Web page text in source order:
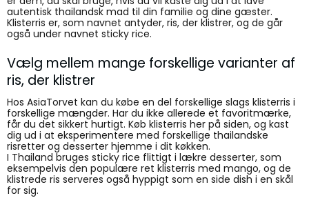
autentisk thailandsk mad til din familie og dine gæster.
Klisterris er, som navnet antyder, ris, der klistrer, og de går
også under navnet sticky rice.
Vælg mellem mange forskellige varianter af
ris, der klistrer
Hos AsiaTorvet kan du købe en del forskellige slags klisterris i
forskellige mængder. Har du ikke allerede et favoritmærke,
får du det sikkert hurtigt. Køb klisterris her på siden, og kast
dig ud i at eksperimentere med forskellige thailandske
risretter og desserter hjemme i dit køkken.
I Thailand bruges sticky rice flittigt i lækre desserter, som
eksempelvis den populære ret klisterris med mango, og de
klistrede ris serveres også hyppigt som en side dish i en skål
for sig.